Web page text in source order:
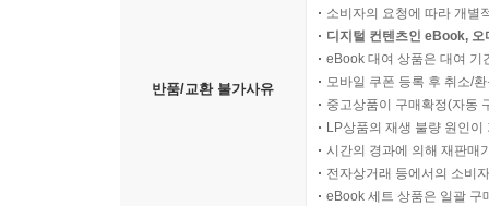
반품/교환 불가사유
소비자의 요청에 따라 개별
디지털 컨텐츠인 eBook,
eBook 대여 상품은 대여 기
모바일 쿠폰 등록 후 취소/
중고상품이 구매확정(자동
LP상품의 재생 불량 원인
시간의 경과에 의해 재판매
전자상거래 등에서의 소비
eBook 세트 상품은 일괄 구